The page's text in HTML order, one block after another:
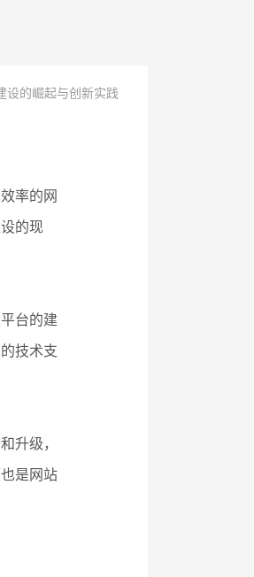
设的崛起与创新实践
率的网
的现
台的建
技术支
升级，
是网站